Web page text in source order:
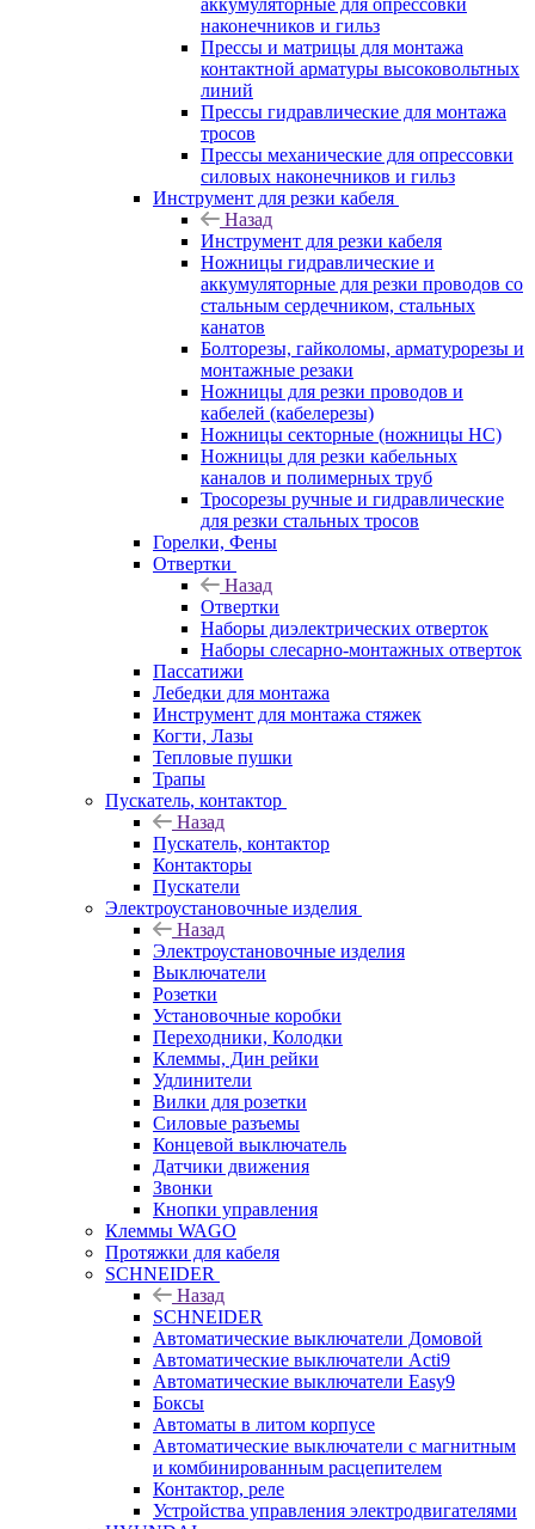
аккумуляторные для опрессовки
наконечников и гильз
Прессы и матрицы для монтажа
контактной арматуры высоковольтных
линий
Прессы гидравлические для монтажа
тросов
Прессы механические для опрессовки
силовых наконечников и гильз
Инструмент для резки кабеля
Назад
Инструмент для резки кабеля
Ножницы гидравлические и
аккумуляторные для резки проводов со
стальным сердечником, стальных
канатов
Болторезы, гайколомы, арматурорезы и
монтажные резаки
Ножницы для резки проводов и
кабелей (кабелерезы)
Ножницы секторные (ножницы НС)
Ножницы для резки кабельных
каналов и полимерных труб
Тросорезы ручные и гидравлические
для резки стальных тросов
Горелки, Фены
Отвертки
Назад
Отвертки
Наборы диэлектрических отверток
Наборы слесарно-монтажных отверток
Пассатижи
Лебедки для монтажа
Инструмент для монтажа стяжек
Когти, Лазы
Тепловые пушки
Трапы
Пускатель, контактор
Назад
Пускатель, контактор
Контакторы
Пускатели
Электроустановочные изделия
Назад
Электроустановочные изделия
Выключатели
Розетки
Установочные коробки
Переходники, Колодки
Клеммы, Дин рейки
Удлинители
Вилки для розетки
Силовые разъемы
Концевой выключатель
Датчики движения
Звонки
Кнопки управления
Клеммы WAGO
Протяжки для кабеля
SCHNEIDER
Назад
SCHNEIDER
Автоматические выключатели Домовой
Автоматические выключатели Acti9
Автоматические выключатели Easy9
Боксы
Автоматы в литом корпусе
Автоматические выключатели с магнитным
и комбинированным расцепителем
Контактор, реле
Устройства управления электродвигателями